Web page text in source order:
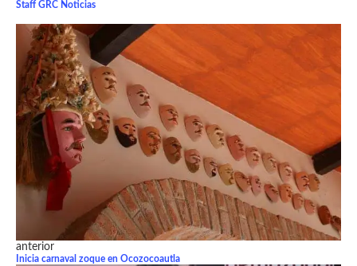
Staff GRC Noticias
anterior
Inicia carnaval zoque en Ocozocoautla